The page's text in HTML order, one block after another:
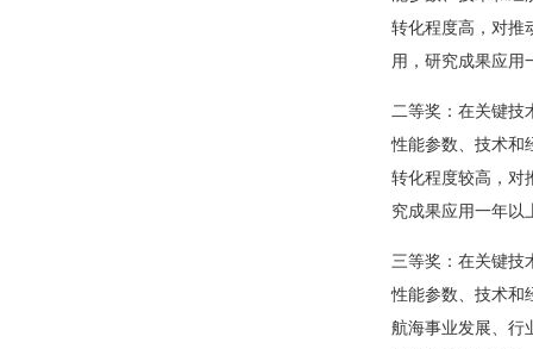
转化程度高，对推
用，研究成果应用
二等奖：在关键技
性能参数、技术和
转化程度较高，对
究成果应用一年以
三等奖：在关键技
性能参数、技术和
航海事业发展、行